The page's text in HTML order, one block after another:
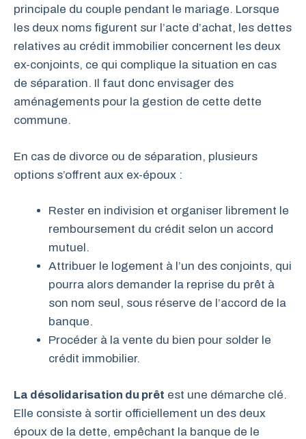
principale du couple pendant le mariage. Lorsque
les deux noms figurent sur l’acte d’achat, les dettes
relatives au crédit immobilier concernent les deux
ex-conjoints, ce qui complique la situation en cas
de séparation. Il faut donc envisager des
aménagements pour la gestion de cette dette
commune.
En cas de divorce ou de séparation, plusieurs
options s’offrent aux ex-époux :
Rester en indivision et organiser librement le
remboursement du crédit selon un accord
mutuel.
Attribuer le logement à l’un des conjoints, qui
pourra alors demander la reprise du prêt à
son nom seul, sous réserve de l’accord de la
banque.
Procéder à la vente du bien pour solder le
crédit immobilier.
La désolidarisation du prêt est une démarche clé.
Elle consiste à sortir officiellement un des deux
époux de la dette, empêchant la banque de le